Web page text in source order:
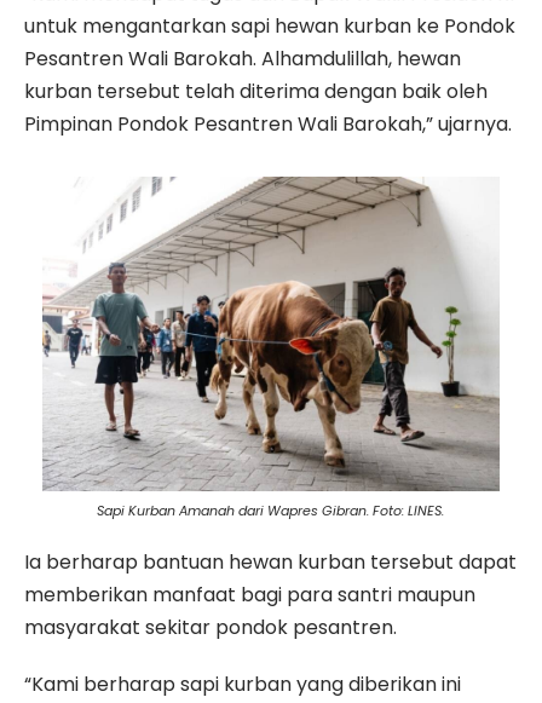
untuk mengantarkan sapi hewan kurban ke Pondok
Pesantren Wali Barokah. Alhamdulillah, hewan
kurban tersebut telah diterima dengan baik oleh
Pimpinan Pondok Pesantren Wali Barokah,” ujarnya.
Sapi Kurban Amanah dari Wapres Gibran. Foto: LINES.
Ia berharap bantuan hewan kurban tersebut dapat
memberikan manfaat bagi para santri maupun
masyarakat sekitar pondok pesantren.
“Kami berharap sapi kurban yang diberikan ini